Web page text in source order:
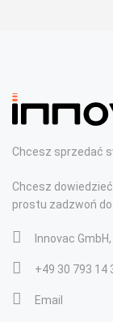
Chcesz sprzedać
Chcesz
prostu zadzwoń do
Innovac
+49 30 793 14
Email